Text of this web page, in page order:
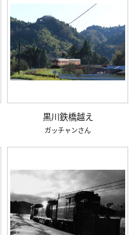
黒川鉄橋越え
ガッチャン